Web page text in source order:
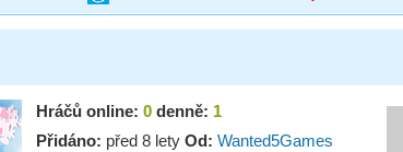
Hráčů online: 0 denně: 1
Přidáno: před 8 lety Od: Wanted5Games